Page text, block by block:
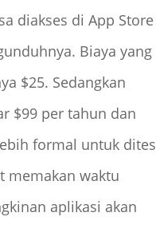
diakses di App Store
Biaya yang
$25. Sedangkan
$99 per tahun dan
formal untuk dites
memakan waktu
aplikasi akan